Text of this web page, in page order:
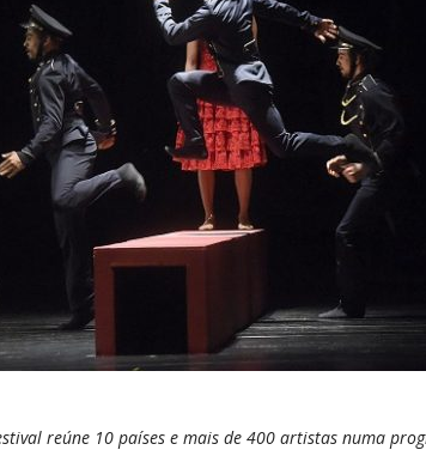
reúne 10 países e mais de 400 artistas numa